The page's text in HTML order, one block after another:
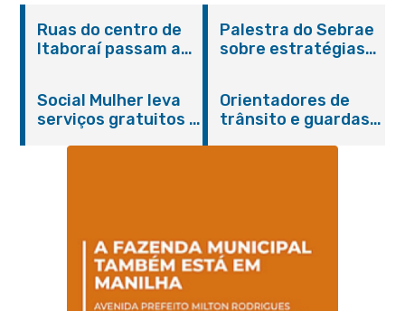
Ruas do centro de
Itaboraí passam a
Palestra do Sebrae
sobre estratégias
Centro de Itaboraí
Social Mulher leva
serviços gratuitos à
Orientadores de
trânsito e guardas